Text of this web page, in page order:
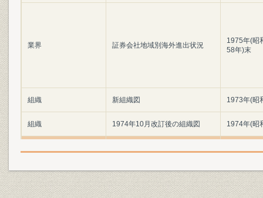
業界 証券会社地域別海外進出状況
1975年(昭
58年)末
組織 新組織図 1973年(昭
組織 1974年10月改訂後の組織図 1974年(昭
組織 1982年8月改訂後の組織図 1982年(昭